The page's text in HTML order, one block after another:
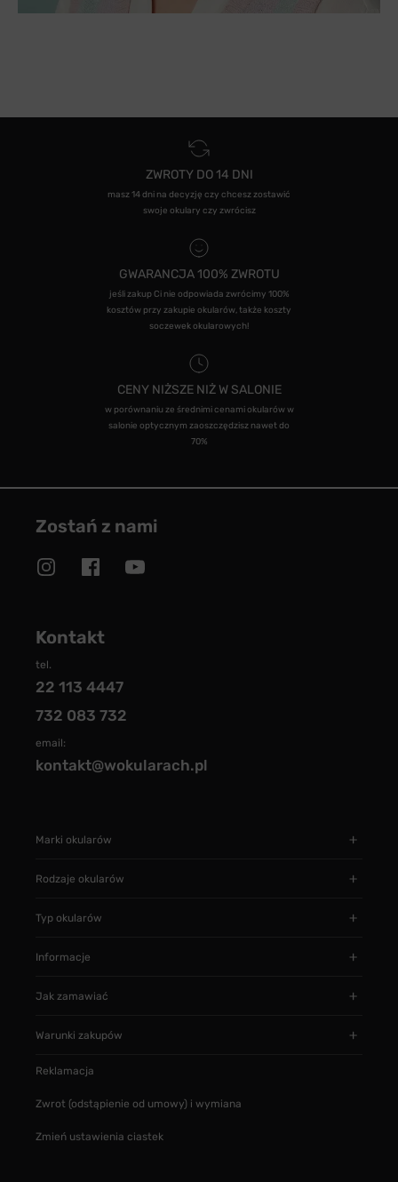
ZWROTY DO 14 DNI
masz 14 dni na decyzję czy chcesz zostawić
swoje okulary czy zwrócisz
GWARANCJA 100% ZWROTU
jeśli zakup Ci nie odpowiada zwrócimy 100%
kosztów przy zakupie okularów, także koszty
soczewek okularowych!
CENY NIŻSZE NIŻ W SALONIE
w porównaniu ze średnimi cenami okularów w
salonie optycznym zaoszczędzisz nawet do
70%
Zostań z nami
Kontakt
tel.
22 113 4447
732 083 732
email:
kontakt@wokularach.pl
Marki okularów
Rodzaje okularów
Typ okularów
Informacje
Jak zamawiać
Warunki zakupów
Reklamacja
Zwrot (odstąpienie od umowy) i wymiana
Zmień ustawienia ciastek